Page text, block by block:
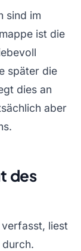
sind im
ist die
später die
dies an
aber
des
liest
durch.